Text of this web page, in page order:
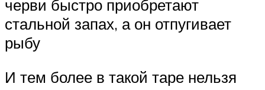
черви быстро приобретают
стальной запах, а он отпугивает
рыбу
И тем более в такой таре нельзя